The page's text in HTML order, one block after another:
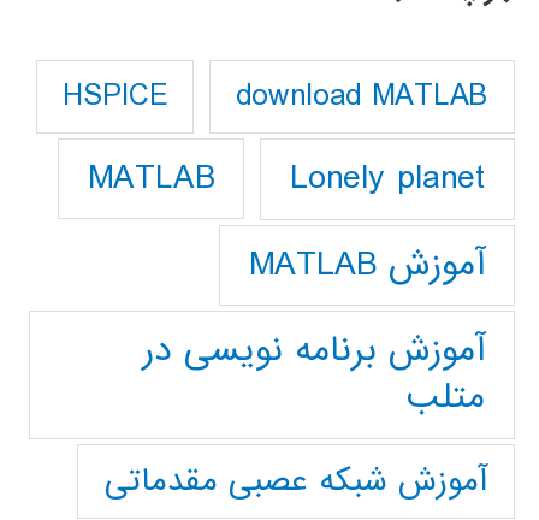
download MATLAB
HSPICE
Lonely planet
MATLAB
آموزش MATLAB
آموزش برنامه نویسی در
متلب
آموزش شبکه عصبی مقدماتی